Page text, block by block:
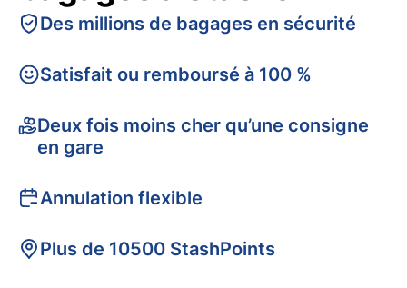
Des millions de bagages en sécurité
Satisfait ou remboursé à 100 %
Deux fois moins cher qu’une consigne
en gare
Annulation flexible
Plus de 10500 StashPoints